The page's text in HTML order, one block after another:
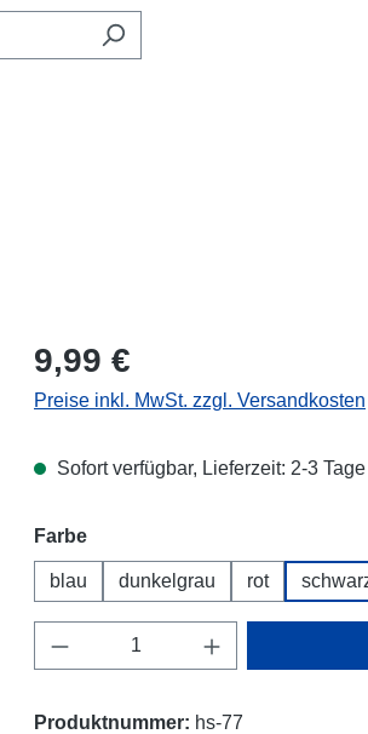
Regulärer Preis:
9,99 €
Preise inkl. MwSt. zzgl. Versandkosten
Sofort verfügbar, Lieferzeit: 2-3 Tage
Farbe
blau dunkelgrau rot
Produkt Anzahl: Gib
Produktnummer: hs-77